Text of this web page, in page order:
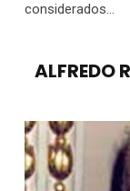
considerados...
ALFREDO